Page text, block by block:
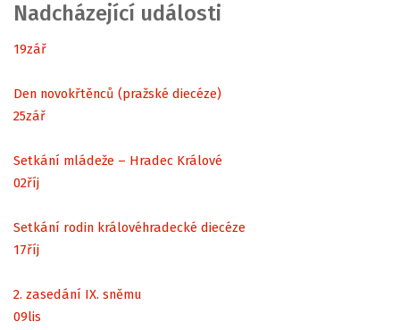
Nadcházející události
19zář
Den novokřtěnců (pražské diecéze)
25zář
Setkání mládeže – Hradec Králové
02říj
Setkání rodin královéhradecké diecéze
17říj
2. zasedání IX. sněmu
09lis